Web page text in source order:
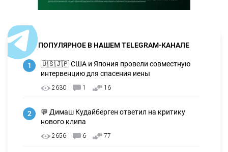
ПОПУЛЯРНОЕ В НАШЕМ TELEGRAM-КАНАЛЕ
1
🇺🇸🇯🇵 США и Япония провели совместную
интервенцию для спасения иены
2630 1 16
2
💬 Димаш Кудайберген ответил на критику
нового клипа
2656 6 77